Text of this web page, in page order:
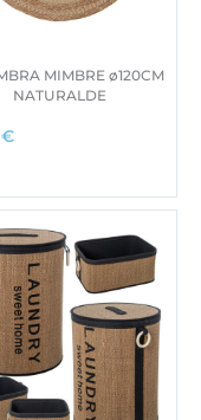
MIMBRE ø120CM
NATURALDE
€